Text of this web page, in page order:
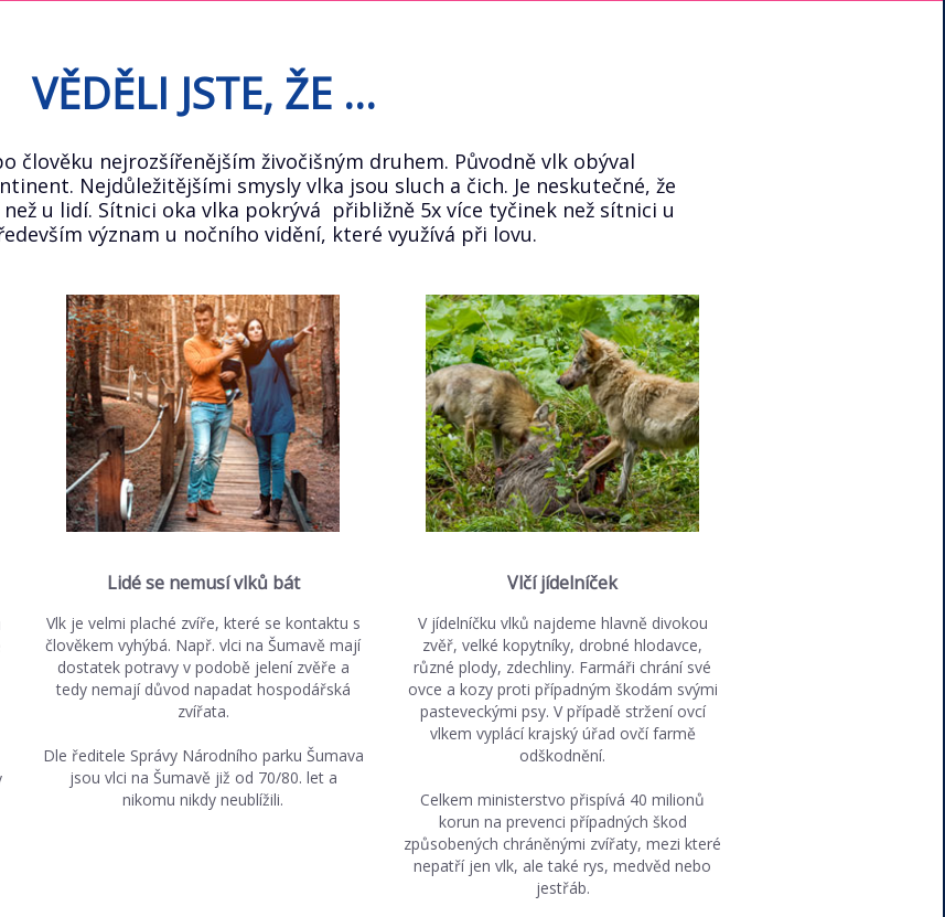
VĚDĚLI JSTE, ŽE ...
člověku nejrozšířenějším živočišným druhem. Původně vlk obýval
Nejdůležitějšími smysly vlka jsou sluch a čich. Je neskutečné, že
u lidí. Sítnici oka vlka pokrývá přibližně 5x více tyčinek než sítnici u
význam u nočního vidění, které využívá při lovu.
Lidé se nemusí vlků bát
Vlk je velmi plaché zvíře, které se kontaktu s
člověkem vyhýbá. Např. vlci na Šumavě mají
dostatek potravy v podobě jelení zvěře a
tedy nemají důvod napadat hospodářská
zvířata.
Dle ředitele Správy Národního parku Šumava
jsou vlci na Šumavě již od 70/80. let a
nikomu nikdy neublížili.
Vlčí jídelníček
V jídelníčku vlků najdeme hlavně divokou
zvěř, velké kopytníky, drobné hlodavce,
různé plody, zdechliny. Farmáři chrání své
ovce a kozy proti případným škodám svými
pasteveckými psy. V případě stržení ovcí
vlkem vyplácí krajský úřad ovčí farmě
odškodnění.
Celkem ministerstvo přispívá 40 milionů
korun na prevenci případných škod
způsobených chráněnými zvířaty, mezi které
nepatří jen vlk, ale také rys, medvěd nebo
jestřáb.